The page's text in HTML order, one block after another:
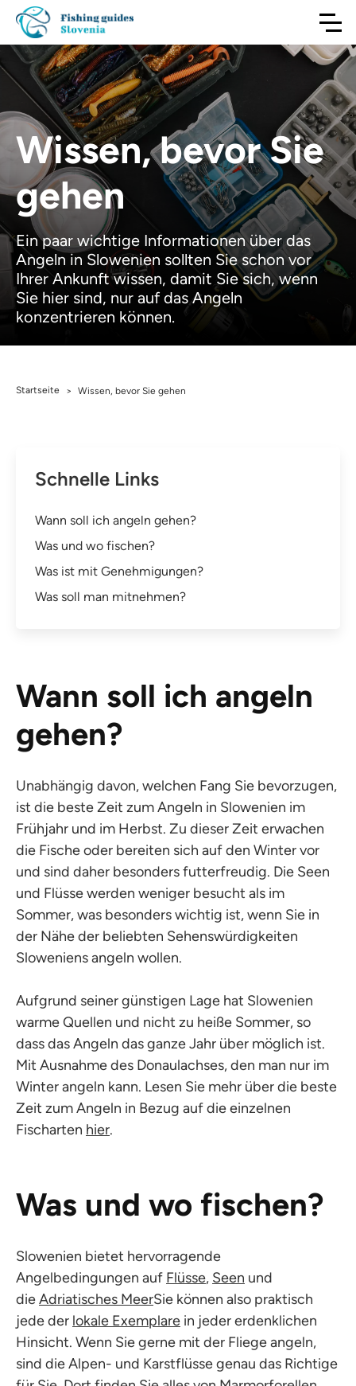
Wissen, bevor Sie
gehen
Ein paar wichtige Informationen über das
Angeln in Slowenien sollten Sie schon vor
Ihrer Ankunft wissen, damit Sie sich, wenn
Sie hier sind, nur auf das Angeln
konzentrieren können.
Startseite > Wissen, bevor Sie gehen
Schnelle Links
Wann soll ich angeln gehen?
Was und wo fischen?
Was ist mit Genehmigungen?
Was soll man mitnehmen?
Wann soll ich angeln
gehen?
Unabhängig davon, welchen Fang Sie bevorzugen,
ist die beste Zeit zum Angeln in Slowenien im
Frühjahr und im Herbst. Zu dieser Zeit erwachen
die Fische oder bereiten sich auf den Winter vor
und sind daher besonders futterfreudig. Die Seen
und Flüsse werden weniger besucht als im
Sommer, was besonders wichtig ist, wenn Sie in
der Nähe der beliebten Sehenswürdigkeiten
Sloweniens angeln wollen.
Aufgrund seiner günstigen Lage hat Slowenien
warme Quellen und nicht zu heiße Sommer, so
dass das Angeln das ganze Jahr über möglich ist.
Mit Ausnahme des Donaulachses, den man nur im
Winter angeln kann. Lesen Sie mehr über die beste
Zeit zum Angeln in Bezug auf die einzelnen
Fischarten hier.
Was und wo fischen?
Slowenien bietet hervorragende
Angelbedingungen auf Flüsse, Seen und
dieAdriatisches MeerSie können also praktisch
jede der lokale Exemplare in jeder erdenklichen
Hinsicht. Wenn Sie gerne mit der Fliege angeln,
sind die Alpen- und Karstflüsse genau das Richtige